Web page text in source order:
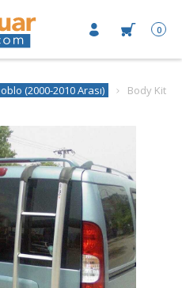
0
(2000-2010 Arası) Body Kit